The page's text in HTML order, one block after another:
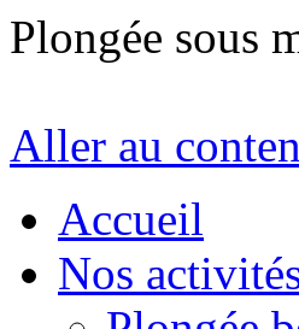
Plongée sous
Aller au
Accueil
Nos